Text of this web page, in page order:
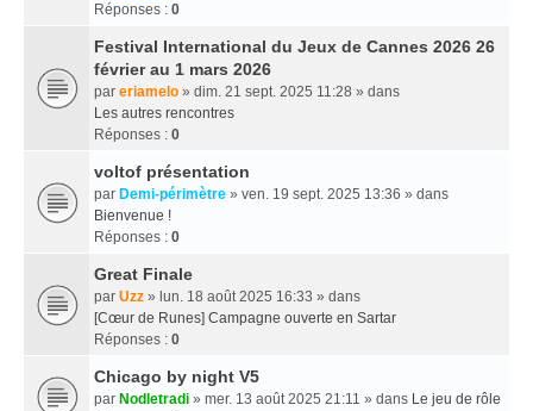
Réponses : 0
Festival International du Jeux de Cannes 2026 26
février au 1 mars 2026
par eriamelo » dim. 21 sept. 2025 11:28 » dans
Les autres rencontres
Réponses : 0
voltof présentation
par Demi-périmètre » ven. 19 sept. 2025 13:36 » dans
Bienvenue !
Réponses : 0
Great Finale
par Uzz » lun. 18 août 2025 16:33 » dans
[Cœur de Runes] Campagne ouverte en Sartar
Réponses : 0
Chicago by night V5
par Nodletradi » mer. 13 août 2025 21:11 » dans Le jeu de rôle